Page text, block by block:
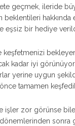
geçmek, ileride
beklentileri
eşsiz bir hediye
keşfetmenizi
kadar iyi
yerine uygun
tamamen
işler zor görünse
sonra